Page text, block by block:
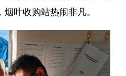
教育
社会
服务 云南故事
看文物
叶收购站热闹非凡。